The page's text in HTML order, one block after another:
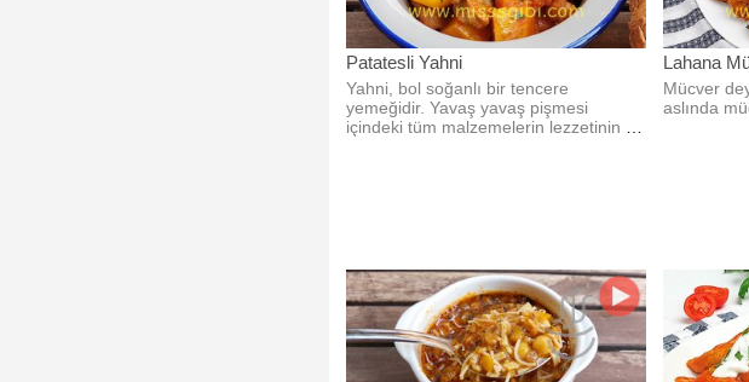
Patatesli Yahni
Yahni, bol soğanlı bir tencere
yemeğidir. Yavaş yavaş pişmesi
içindeki tüm malzemelerin lezzetinin iç
Lahana
Mücver
aslında